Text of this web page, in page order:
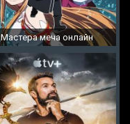
Мастера меча онлайн